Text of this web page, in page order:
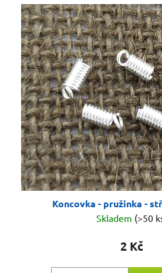
Koncovka - pružinka -
Skladem (>50
2 Kč